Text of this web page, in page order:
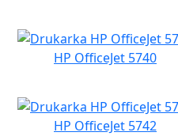
HP OfficeJet 5740
HP OfficeJet 5742